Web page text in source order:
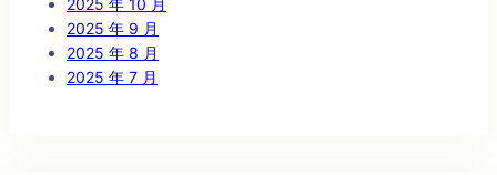
2025 年 10 月
2025 年 9 月
2025 年 8 月
2025 年 7 月